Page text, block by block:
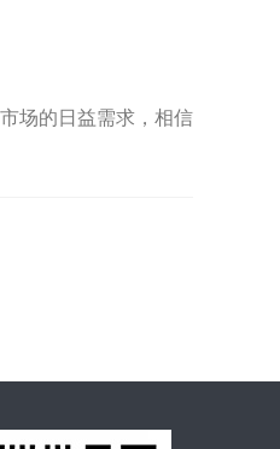
场的日益需求，相信